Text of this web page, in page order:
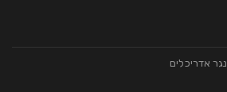
אדריכלים